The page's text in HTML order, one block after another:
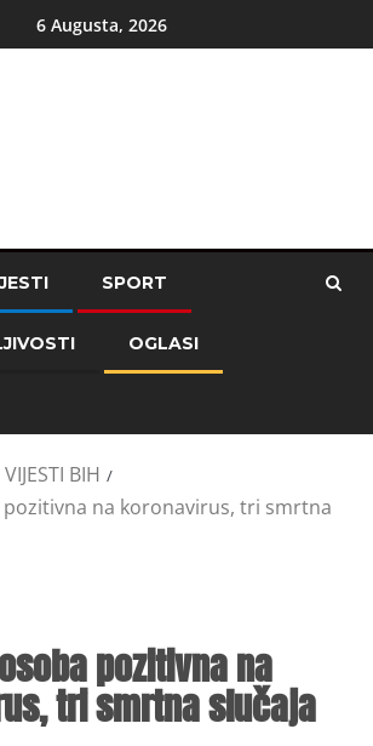
6 Augusta, 2026
SPORT
OGLASI
VIJESTI BIH
pozitivna na koronavirus, tri smrtna
pozitivna na
tri smrtna slučaja